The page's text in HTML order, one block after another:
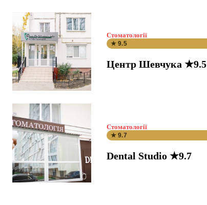
Стоматології
★ 9.5
Центр Шевчука ★9.5
Стоматології
★ 9.7
Dental Studio ★9.7